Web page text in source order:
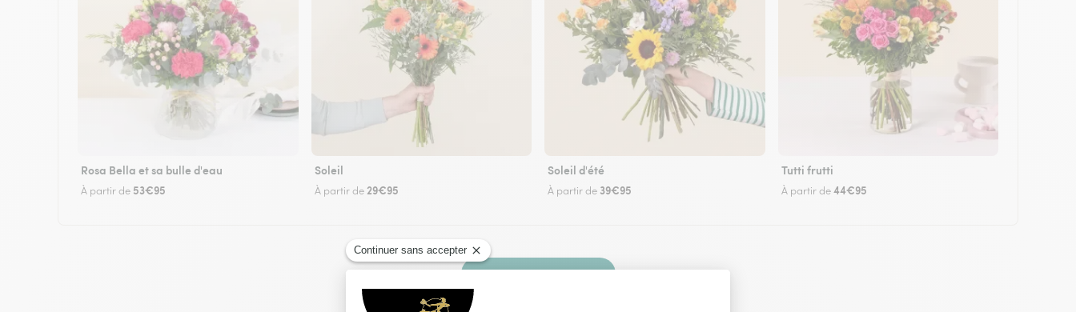
Rosa Bella et sa bulle d'eau
À partir de 53€95
Soleil
À partir de 29€95
Soleil d'été
À partir de 39€95
Tutti frutti
À partir de44€95
Faire livrer des fleurs